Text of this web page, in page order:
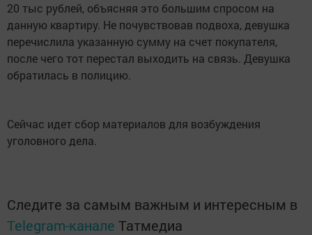
20 тыс рублей, объясняя это большим спросом на
данную квартиру. Не почувствовав подвоха, девушка
перечислила указанную сумму на счет покупателя,
после чего тот перестал выходить на связь. Девушка
обратилась в полицию.
Сейчас идет сбор материалов для возбуждения
уголовного дела.
Следите за самым важным и интересным в
Telegram-канале Татмедиа